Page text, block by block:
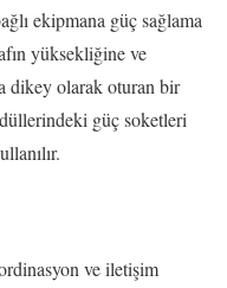
ekipmana güç sağlama
yüksekliğine ve
dikey olarak oturan bir
güç soketleri
ve iletişim